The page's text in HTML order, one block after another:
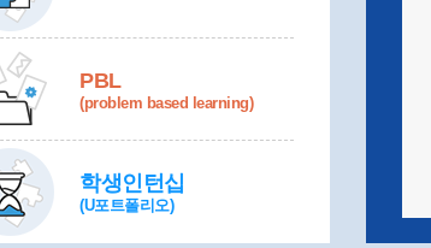
PBL
(problem based learning)
학생인턴십
(U포트폴리오)